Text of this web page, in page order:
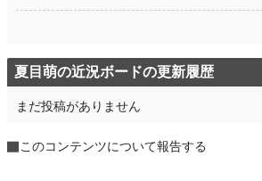
夏目萌の近況ボードの更新履歴
まだ投稿がありません
このコンテンツについて報告する